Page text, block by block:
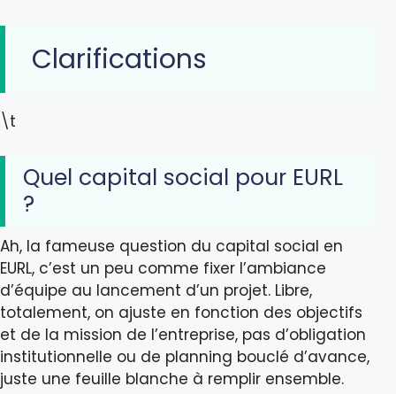
Clarifications
\t
Quel capital social pour EURL
?
Ah, la fameuse question du capital social en
EURL, c’est un peu comme fixer l’ambiance
d’équipe au lancement d’un projet. Libre,
totalement, on ajuste en fonction des objectifs
et de la mission de l’entreprise, pas d’obligation
institutionnelle ou de planning bouclé d’avance,
juste une feuille blanche à remplir ensemble.